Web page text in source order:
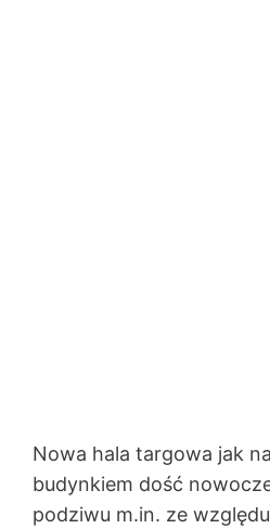
Nowa hala targowa jak
budynkiem dość
podziwu m.in. ze